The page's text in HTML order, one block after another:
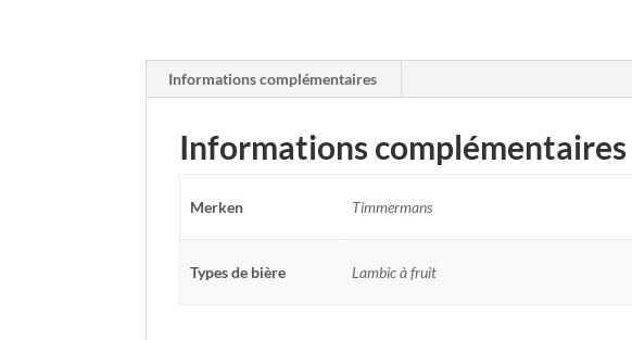
Informations complémentaires
Informations complémentaires
Merken Timmermans
Types de bière Lambic à fruit